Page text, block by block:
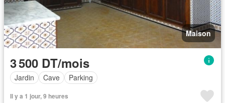
Maison
3 500 DT/mois
Jardin Cave Parking
Il y a 1 jour, 9 heures